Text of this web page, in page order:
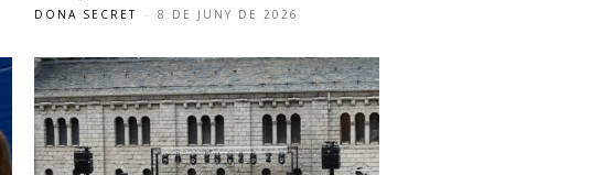
DONA SECRET - 8 DE JUNY DE 2026